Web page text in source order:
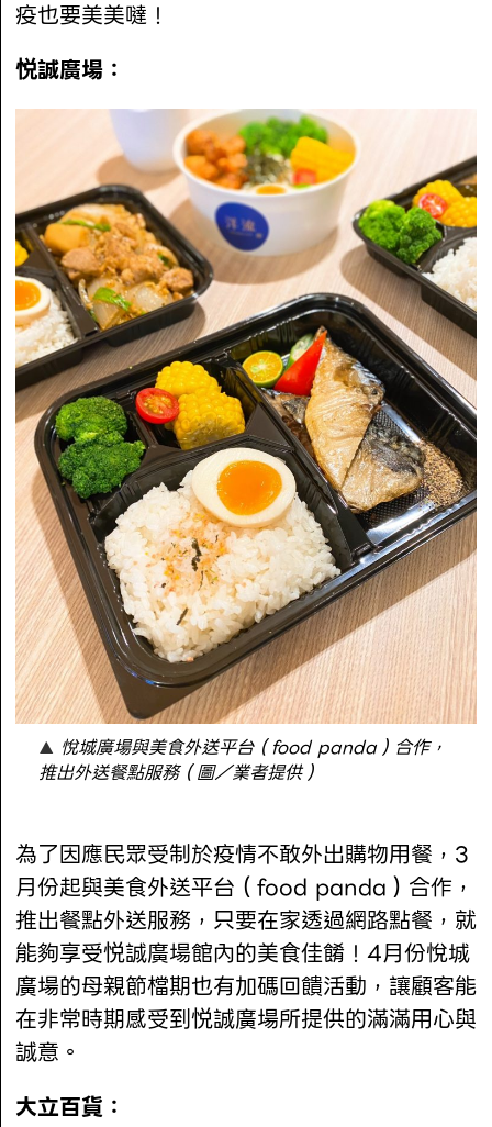
疫也要美美噠！
悦誠廣場：
悅城廣場與美食外送平台（food panda）合作，
推出外送餐點服務（圖／業者提供）
為了因應民眾受制於疫情不敢外出購物用餐，3
月份起與美食外送平台（food panda）合作，
推出餐點外送服務，只要在家透過網路點餐，就
能夠享受悦誠廣場館內的美食佳餚！4月份悅城
廣場的母親節檔期也有加碼回饋活動，讓顧客能
在非常時期感受到悦誠廣場所提供的滿滿用心與
誠意。
大立百貨：